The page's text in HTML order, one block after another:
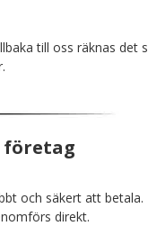
till oss räknas
företag
och säkert att
direkt.